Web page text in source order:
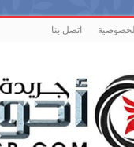
اتصل بنا